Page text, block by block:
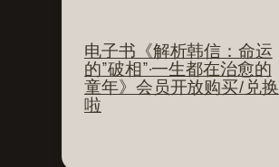
电子书《解析韩信：命运
的”破相”·一生都在治愈的
童年》会员开放购买/兑换
啦